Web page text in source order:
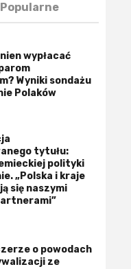
Popularne
wypłacać
Wyniki sondażu
Polaków
tytułu:
polityki
„Polska i kraje
się naszymi
o powodach
ze